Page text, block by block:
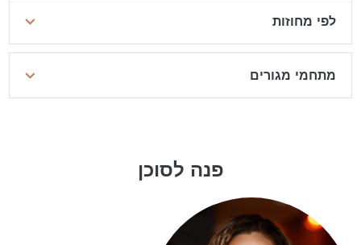
לפי מחוזות
מתחמי מגורים
פנה לסוכן